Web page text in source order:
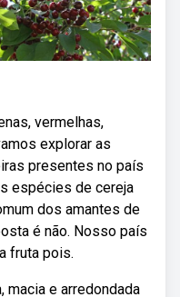
vermelhas,
explorar as
presentes no país
espécies de cereja
dos amantes de
é não. Nosso país
fruta pois.
macia e arredondada